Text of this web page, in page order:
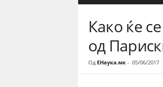
Како ќе
од
Од ЕНаука.мк- 05/06/2017